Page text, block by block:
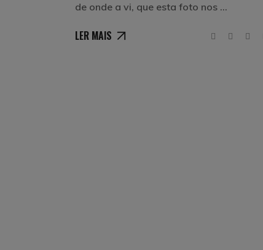
de onde a vi, que esta foto nos
LER MAIS